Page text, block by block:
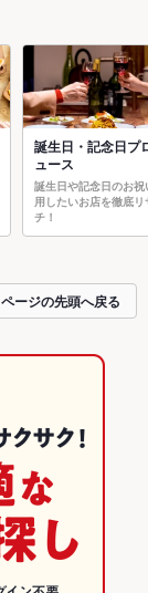
誕生日・記念日プ
ュース
誕生日や記念日のお祝
用したいお店を徹底リ
チ！
ページの先頭へ戻る